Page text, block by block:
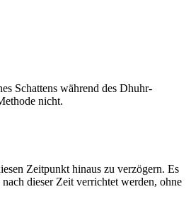
Schattens während des Dhuhr-
nicht.
Zeitpunkt hinaus zu verzögern. Es
dieser Zeit verrichtet werden, ohne